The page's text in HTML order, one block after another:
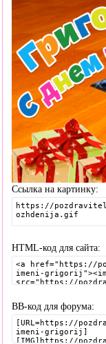
Ссылка на картинку:
HTML-код для сайта:
BB-код для форума: